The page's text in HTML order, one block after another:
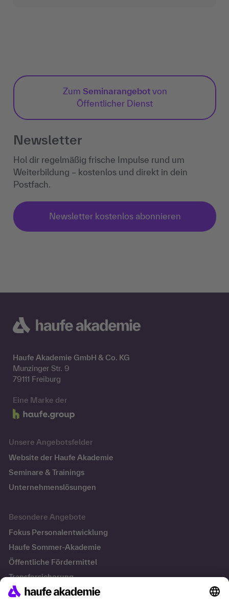
Zum Seminarangebotvon
Öffentlicher Dienst
Newsletter
Hol dir regelmäßig frische Impulse rund um
Weiterbildung – kostenlos und direkt in dein
Postfach.
Newsletter kostenlos abonnieren
Haufe Akademie GmbH & Co. KG
Munzinger Str. 9
79111 Freiburg
Eine Marke der
Unsere Angebotsfelder
Website der Haufe Akademie
Seminare & Trainings
Unternehmenslösungen
Besondere Angebote
Fokus Personalentwicklung
Haufe Sommer-Akademie
Öffentliche Fördermittel
Transfersicherung